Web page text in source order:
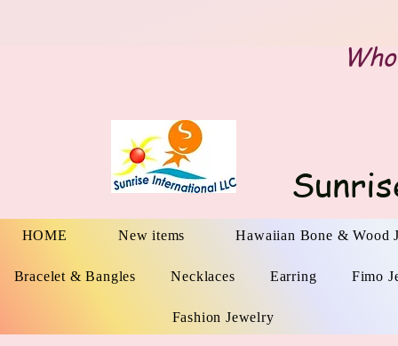
HOME New items Hawaiian Bone & Wood
Bracelet & Bangles Necklaces Earring Fimo
Fashion Jewelry